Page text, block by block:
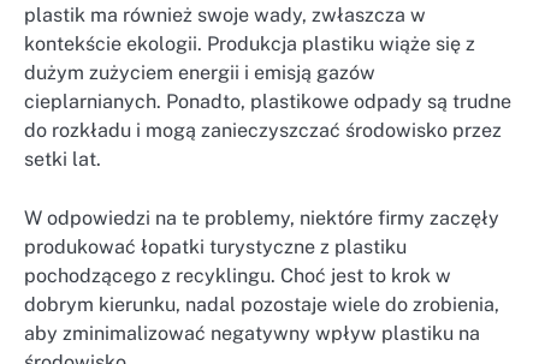
plastik ma również swoje wady, zwłaszcza w
kontekście ekologii. Produkcja plastiku wiąże się z
dużym zużyciem energii i emisją gazów
cieplarnianych. Ponadto, plastikowe odpady są trudne
do rozkładu i mogą zanieczyszczać środowisko przez
setki lat.
W odpowiedzi na te problemy, niektóre firmy zaczęły
produkować łopatki turystyczne z plastiku
pochodzącego z recyklingu. Choć jest to krok w
dobrym kierunku, nadal pozostaje wiele do zrobienia,
aby zminimalizować negatywny wpływ plastiku na